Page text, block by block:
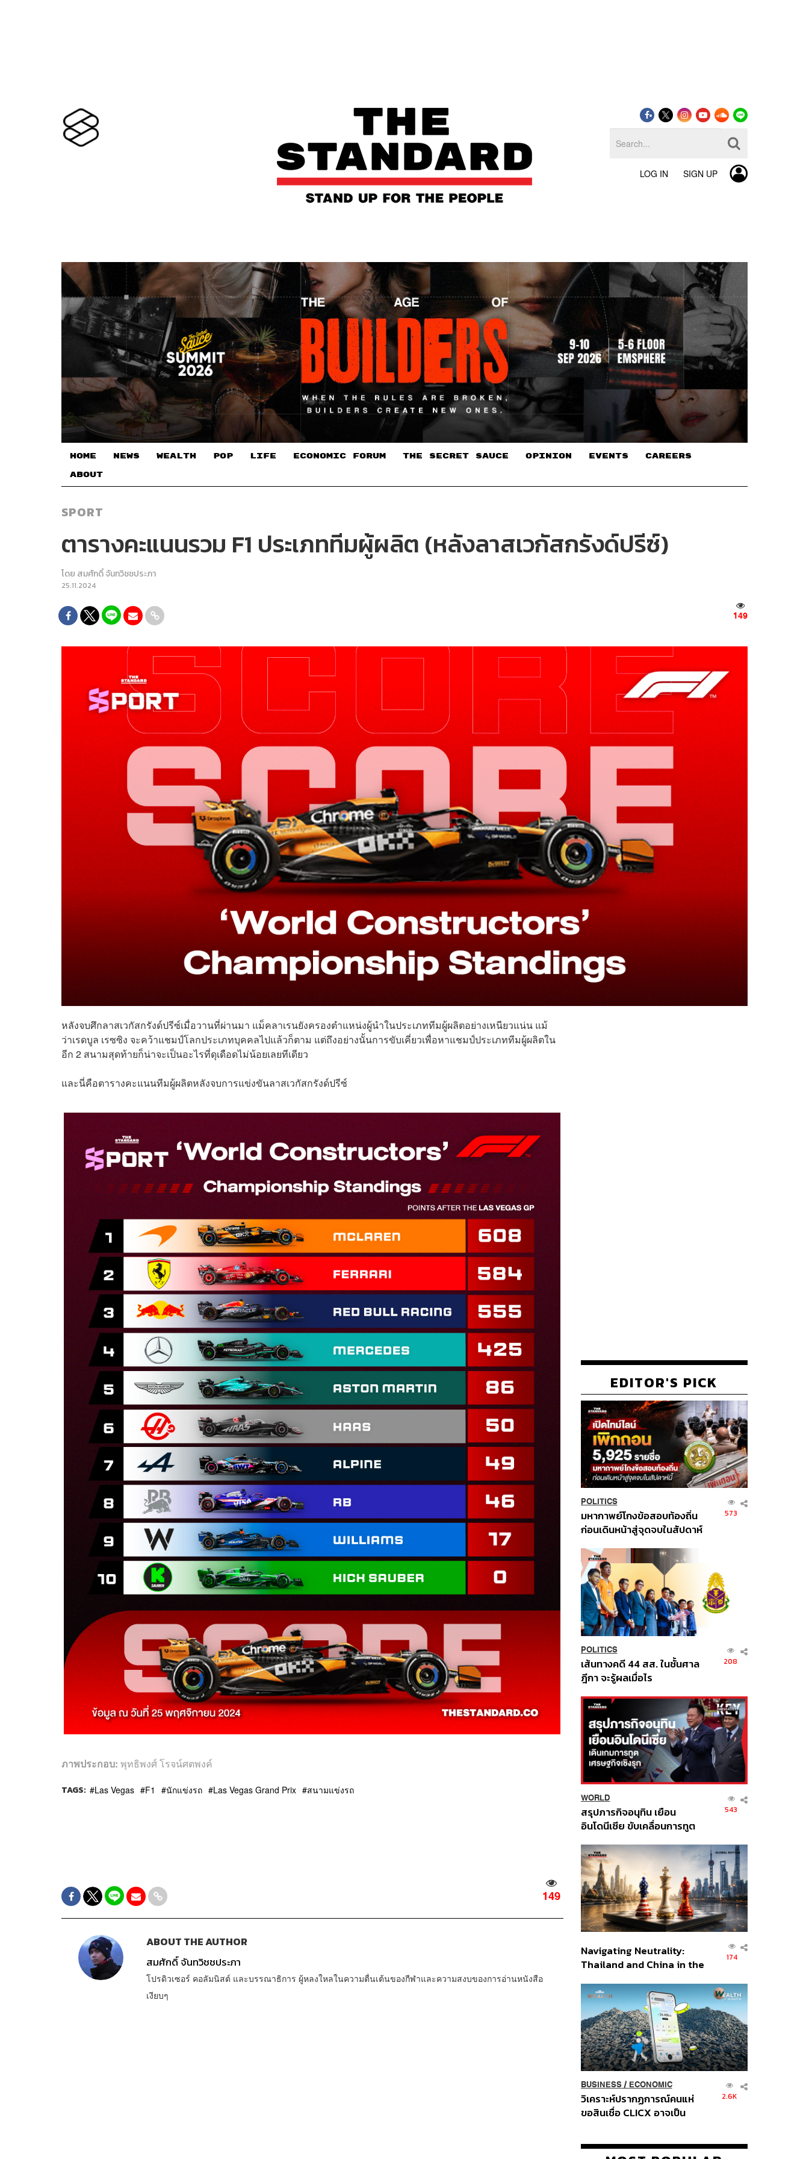
LOG IN SIGN UP
HOME NEWS WEALTH POP LIFE ECONOMIC FORUM THE SECRET SAUCE​ OPINION EVENTS CAREERS
ABOUT
SPORT
ตารางคะแนนรวม F1 ประเภททีมผู้ผลิต (หลังลาสเวกัสกรังด์ปรีซ์)
โดย สมศักดิ์ จันทวิชชประภา
25.11.2024
149
หลังจบศึกลาสเวกัสกรังด์ปรีซ์เมื่อวานที่ผ่านมา แม็คลาเรนยังครองตำแหน่งผู้นำในประเภททีมผู้ผลิตอย่างเหนียวแน่น แม้
ว่าเรดบูล เรซซิง จะคว้าแชมป์โลกประเภทบุคคลไปแล้วก็ตาม แต่ถึงอย่างนั้นการขับเคี่ยวเพื่อหาแชมป์ประเภททีมผู้ผลิตใน
อีก 2 สนามสุดท้ายก็น่าจะเป็นอะไรที่ดุเดือดไม่น้อยเลยทีเดียว
และนี่คือตารางคะแนนทีมผู้ผลิตหลังจบการแข่งขันลาสเวกัสกรังด์ปรีซ์
ภาพประกอบ: พุทธิพงศ์ โรจน์ศตพงค์
TAGS: Las Vegas F1 นักแข่งรถ Las Vegas Grand Prix สนามแข่งรถ
149
ABOUT THE AUTHOR
สมศักดิ์ จันทวิชชประภา
โปรดิวเซอร์ คอลัมนิสต์ และบรรณาธิการ ผู้หลงใหลในความตื่นเต้นของกีฬาและความสงบของการอ่านหนังสือ
เงียบๆ
EDITOR'S PICK
POLITICS
มหากาพย์โกงข้อสอบท้องถิ่น
ก่อนเดินหน้าสู่จุดจบในสัปดาห์
573
POLITICS
เส้นทางคดี 44 สส. ในชั้นศาล
ฎีกา จะรู้ผลเมื่อไร
208
WORLD
สรุปภารกิจอนุทิน เยือน
อินโดนีเซีย ขับเคลื่อนการทูต
ส่วนยุทธศาสตร์ไทย –
อินโดนีเซีย
543
Navigating Neutrality:
Thailand and China in the
Order
174
BUSINESS/ ECONOMIC
วิเคราะห์ปรากฏการณ์คนแห่
ขอสินเชื่อ CLICX อาจเป็น
ปัญหาหนี้ครัวเรือนไทยที่ถูกซุก
2.6K